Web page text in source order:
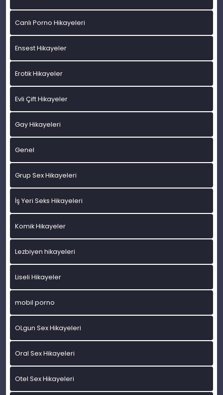
Canlı Porno Hikayeleri
Ensest Hikayeler
Erotik Hikayeler
Evli Çift Hikayeler
Gay Hikayeleri
Genel
Grup Sex Hikayeleri
İş Yeri Seks Hikayeleri
Komik Hikayeler
Lezbiyen hikayeleri
Liseli Hikayeler
mobil porno
OLgun Sex Hikayeleri
Oral Sex Hikayeleri
Otel Sex Hikayeleri